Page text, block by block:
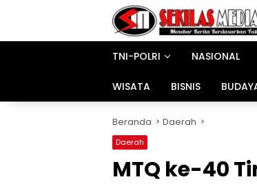
TNI-POLRI
NASIONAL
WISATA BISNIS
Beranda Daerah
Daerah
MTQ ke-40